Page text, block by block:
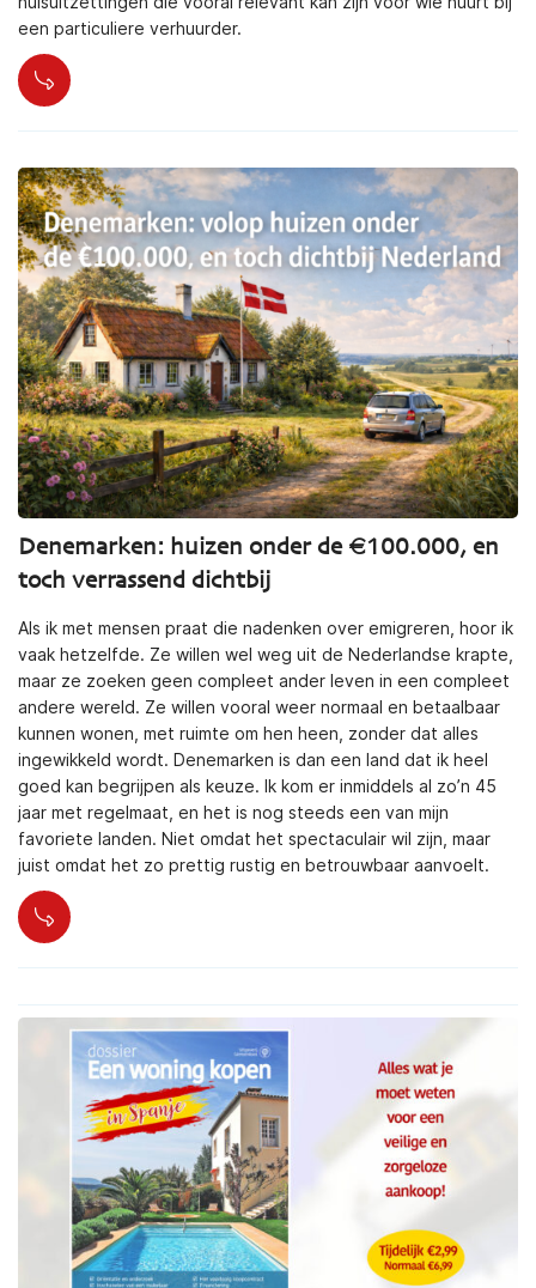
een particuliere verhuurder.
Denemarken: huizen onder de €100.000, en
toch verrassend dichtbij
Als ik met mensen praat die nadenken over emigreren, hoor ik
vaak hetzelfde. Ze willen wel weg uit de Nederlandse krapte,
maar ze zoeken geen compleet ander leven in een compleet
andere wereld. Ze willen vooral weer normaal en betaalbaar
kunnen wonen, met ruimte om hen heen, zonder dat alles
ingewikkeld wordt. Denemarken is dan een land dat ik heel
goed kan begrijpen als keuze. Ik kom er inmiddels al zo’n 45
jaar met regelmaat, en het is nog steeds een van mijn
favoriete landen. Niet omdat het spectaculair wil zijn, maar
juist omdat het zo prettig rustig en betrouwbaar aanvoelt.